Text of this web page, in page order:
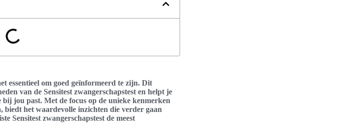
essentieel om goed geïnformeerd te zijn. Dit
van de Sensitest zwangerschapstest en helpt je
bij jou past. Met de focus op de unieke kenmerken
biedt het waardevolle inzichten die verder gaan
Sensitest zwangerschapstest de meest